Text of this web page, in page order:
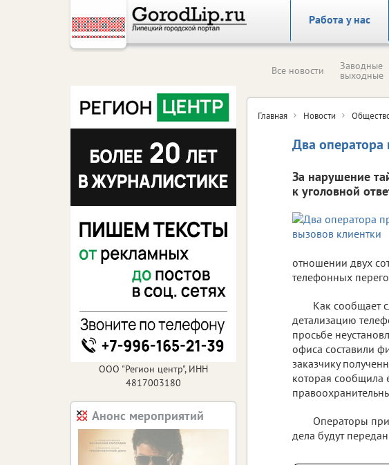
Работа у нас
Все новости Заводные
выходные
Главная Новости
Два оператора
За нарушение
к уголовной
отношении двух
телефонных
Как сообщает
детализацию
просьбе
офиса составили
заказчику
которая сообщила
Операторы
дела будут
ООО "Регион центр", ИНН
4817003180
Анонс мероприятий